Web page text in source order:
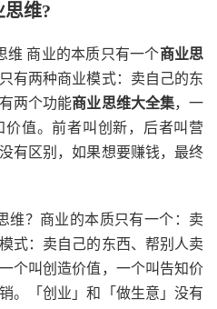
维?
维 商业的本质只有一个商业思
有两种商业模式：卖自己的东
两个功能商业思维大全集，一
值。前者叫创新，后者叫营
有区别，如果想要赚钱，最终
维？商业的本质只有一个：卖
式：卖自己的东西、帮别人卖
个叫创造价值，一个叫告知价
。「创业」和「做生意」没有